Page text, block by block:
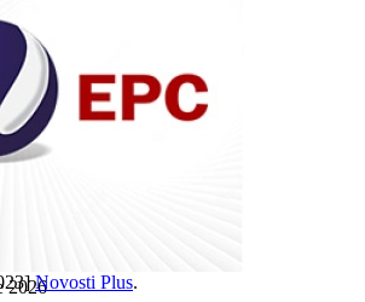
Novosti Plus.